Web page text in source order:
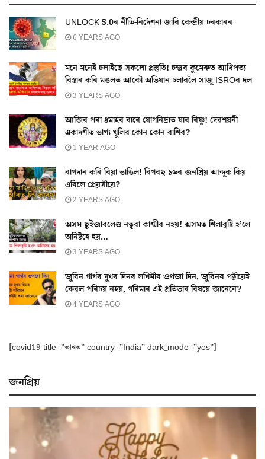
UNLOCK 5.0ৰ নীতি-নির্দেশনা জাৰি কেন্দ্ৰীয় চৰকাৰৰ
6 YEARS AGO
মনে মনেই চলাইছে সকলো প্ৰস্তুতি! চন্দ্ৰৰ কুমেৰুত আধিপত্য
বিস্তাৰ কৰি মঙলত আকৌ অভিযান চলাবলৈ সাজু ISROৰ দল
3 YEARS AGO
আজিৰ পৰা ৪মাহৰ বাবে যোগনিদ্ৰাত যাব বিষ্ণু! দেৱশয়নী
একাদশীত ভাগ্য খুলিব কোন কোন ৰাশিৰ?
1 YEAR AGO
বাগদান কৰি বিয়া ভাঙিল! বিগবছ ১৬ৰ জনপ্ৰিয় আব্দুক কিয়
এৰিলে প্ৰেয়সীয়ে?
2 YEARS AGO
অসম ছুইজাৰলেণ্ড নতুবা কাশ্মীৰ নহয়! অসমত শিলাবৃষ্টি হ’লে
অনিষ্টহে হয়…
3 YEARS AGO
জুবিন গাৰ্গৰ দুখৰ দিনৰ লখিমীৰ ওপজা দিন, জুবিনৰ পত্নীয়েই
কেৱল পৰিচয় নহয়, গৰিমাৰ এই প্ৰতিভাৰ বিষয়ে জানেনে?
4 YEARS AGO
[covid19 title=”ভাৰত” country=”India” dark_mode=”yes”]
জনপ্ৰিয়